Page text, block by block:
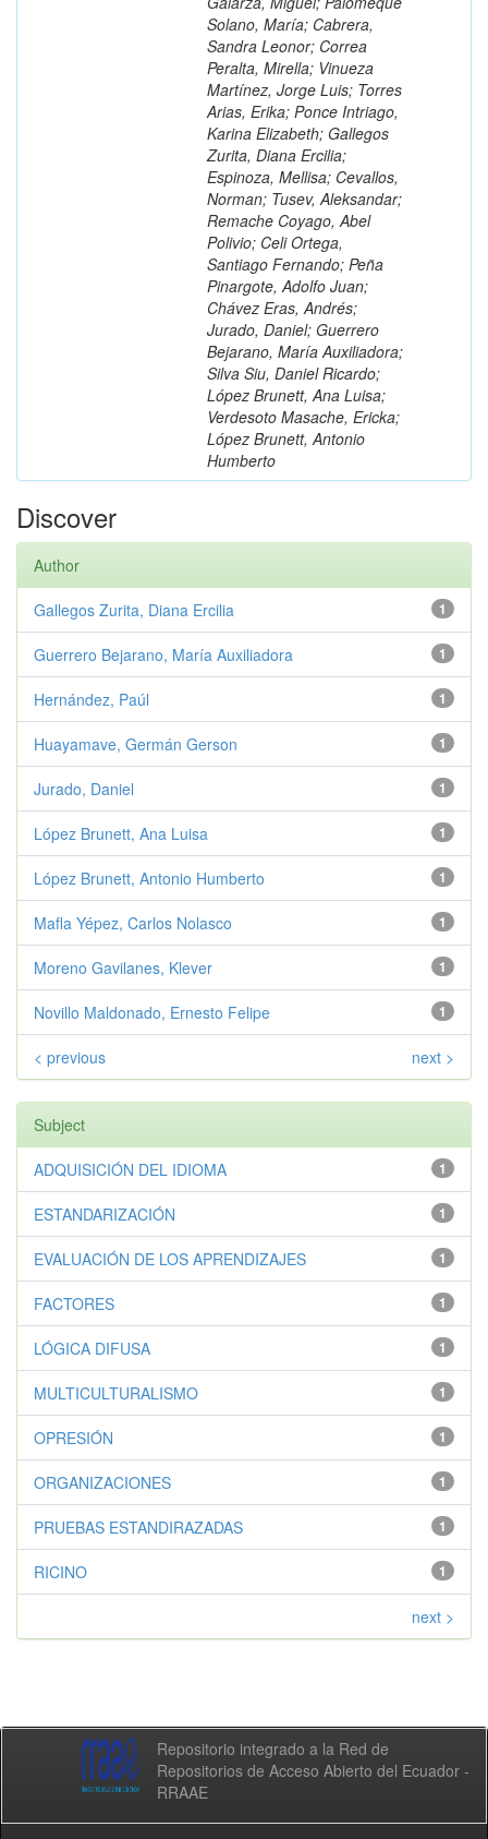
Solano, María; Cabrera,
Sandra Leonor; Correa
Peralta, Mirella; Vinueza
Martínez, Jorge Luis; Torres
Arias, Erika; Ponce Intriago,
Karina Elizabeth; Gallegos
Zurita, Diana Ercilia;
Espinoza, Mellisa; Cevallos,
Norman; Tusev, Aleksandar;
Remache Coyago, Abel
Polivio; Celi Ortega,
Santiago Fernando; Peña
Pinargote, Adolfo Juan;
Chávez Eras, Andrés;
Jurado, Daniel; Guerrero
Bejarano, María Auxiliadora;
Silva Siu, Daniel Ricardo;
López Brunett, Ana Luisa;
Verdesoto Masache, Ericka;
López Brunett, Antonio
Humberto
Discover
Author
1
Gallegos Zurita, Diana Ercilia
1
Guerrero Bejarano, María Auxiliadora
1
Hernández, Paúl
1
Huayamave, Germán Gerson
1
Jurado, Daniel
1
López Brunett, Ana Luisa
1
López Brunett, Antonio Humberto
1
Mafla Yépez, Carlos Nolasco
1
Moreno Gavilanes, Klever
1
Novillo Maldonado, Ernesto Felipe
< previous next >
Subject
1
ADQUISICIÓN DEL IDIOMA
1
ESTANDARIZACIÓN
1
EVALUACIÓN DE LOS APRENDIZAJES
1
FACTORES
1
LÓGICA DIFUSA
1
MULTICULTURALISMO
1
OPRESIÓN
1
ORGANIZACIONES
1
PRUEBAS ESTANDIRAZADAS
1
RICINO
next >
Repositorio integrado a la Red de
Repositorios de Acceso Abierto del Ecuador -
RRAAE